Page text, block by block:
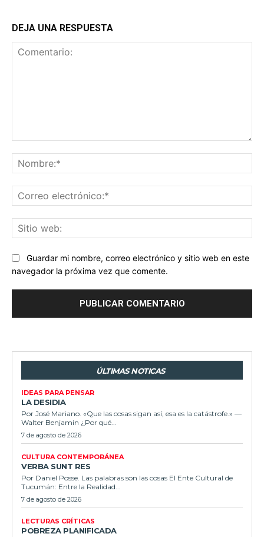
DEJA UNA RESPUESTA
Guardar mi nombre, correo electrónico y sitio web en este
navegador la próxima vez que comente.
ÚLTIMAS NOTICAS
IDEAS PARA PENSAR
LA DESIDIA
Por José Mariano. «Que las cosas sigan así, esa es la catástrofe.» —
Walter Benjamin ¿Por qué...
7 de agosto de 2026
CULTURA CONTEMPORÁNEA
VERBA SUNT RES
Por Daniel Posse. Las palabras son las cosas El Ente Cultural de
Tucumán: Entre la Realidad...
7 de agosto de 2026
LECTURAS CRÍTICAS
POBREZA PLANIFICADA